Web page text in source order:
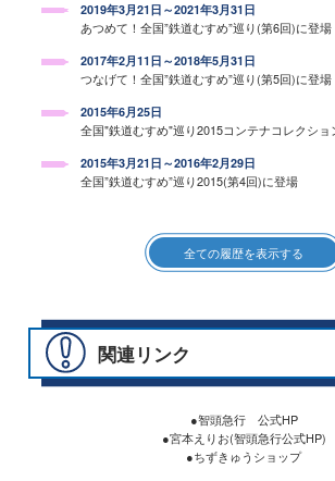
2019年3月21日～2021年3月31日
あつめて！全国”鉄道むすめ”巡り(第6回)に登場
2017年2月11日～2018年5月31日
つなげて！全国”鉄道むすめ”巡り(第5回)に登場
2015年6月25日
全国"鉄道むすめ"巡り2015コンテナコレクショ
2015年3月21日～2016年2月29日
全国”鉄道むすめ”巡り2015(第4回)に登場
全ての履歴を表示する
関連リンク
●智頭急行 公式HP
●宮本えりお(智頭急行公式HP)
●ちずきゅうショップ